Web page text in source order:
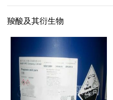
羧酸及其衍生物